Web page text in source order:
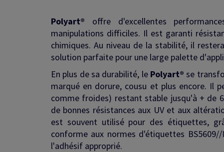
Polyart® offre d'excellentes
manipulations difficiles. Il est garanti
chimiques. Au niveau de la stabilité, il
solution parfaite pour une large palette
En plus de sa durabilité, le Polyart® se
marqué en dorure, cousu et plus encore. Il
comme froides) restant stable jusqu'à + de
de bonnes résistances aux UV et aux
est souvent utilisé pour des étiquettes,
conforme aux normes d'étiquettes
l'adhésif approprié.